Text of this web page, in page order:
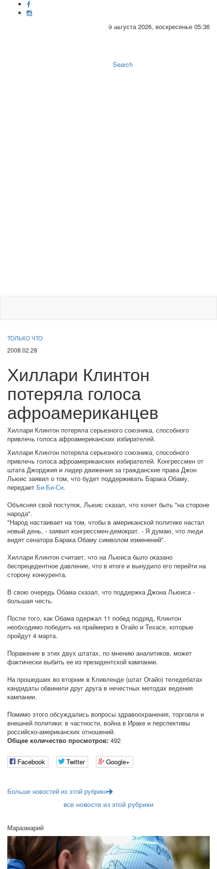
9 августа 2026, воскресенье 05:36
Search
ТОЛЬКО ЧТО
2008.02.28
Хиллари Клинтон
потеряла голоса
афроамериканцев
Хиллари Клинтон потеряла серьезного союзника, способного
привлечь голоса афроамериканских избирателей.
Хиллари Клинтон потеряла серьезного союзника, способного
привлечь голоса афроамериканских избирателей. Конгрессмен от
штата Джорджия и лидер движения за гражданские права Джон
Льюис заявил о том, что будет поддерживать Барака Обаму,
передает Би-Би-Си.
Объясняя свой поступок, Льюис сказал, что хочет быть "на стороне
народа".
"Народ настаивает на том, чтобы в американской политике настал
новый день, - заявил конгрессмен-демократ. - Я думаю, что люди
видят сенатора Барака Обаму символом изменений".
Хиллари Клинтон считает, что на Льюиса было оказано
беспрецедентное давление, что в итоге и вынудило его перейти на
сторону конкурента.
В свою очередь Обама сказал, что поддержка Джона Льюиса -
большая честь.
После того, как Обама одержал 11 побед подряд, Клинтон
необходимо победить на праймериз в Огайо и Техасе, которые
пройдут 4 марта.
Поражение в этих двух штатах, по мнению аналитиков, может
фактически выбить ее из президентской кампании.
На прошедших во вторник в Кливленде (штат Огайо) теледебатах
кандидаты обвинили друг друга в нечестных методах ведения
кампании.
Помимо этого обсуждались вопросы здравоохранения, торговли и
внешней политики: в частности, война в Ираке и перспективы
российско-американских отношений.
Общее количество просмотров: 492
Facebook Twitter Google+
Больше новостей из этой рубрики
все новости из этой рубрики
Маразмарий